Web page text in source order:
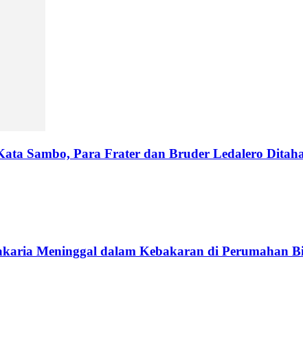
Sambo, Para Frater dan Bruder Ledalero
Meninggal dalam Kebakaran di Perumahan